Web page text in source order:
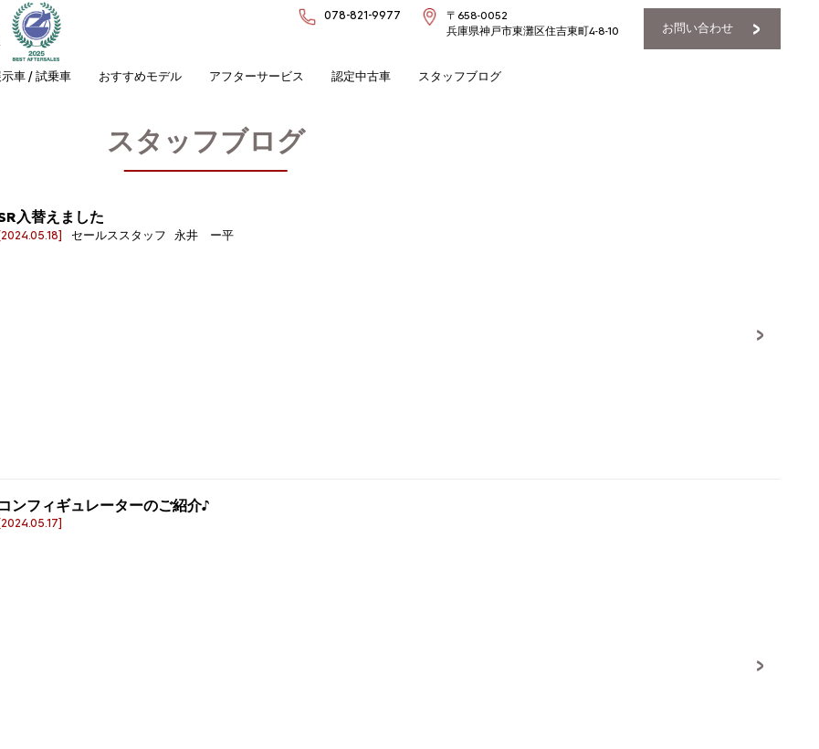
078-821-9977
〒658-0052
兵庫県神戸市東灘区住吉東町4-8-10
お問い合わせ
示車 / 試乗車 おすすめモデル アフターサービス 認定中古車 スタッフブログ
スタッフブログ
入替えました
[2024.05.18] セールススタッフ 永井 ー平
コンフィギュレーターのご紹介♪